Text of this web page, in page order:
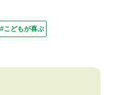
#こどもが喜ぶ